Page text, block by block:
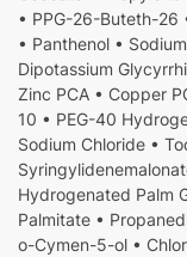
• PPG-26-Buteth-26
• Panthenol •
Dipotassium
Zinc PCA • Copper
10 • PEG-40
Sodium Chloride •
Hydrogenated Palm
Palmitate •
o-Cymen-5-ol •